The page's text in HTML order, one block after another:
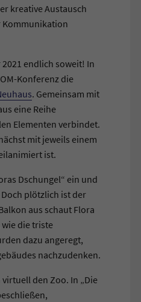
kreative Austausch
Kommunikation
endlich soweit! In
Konferenz die
. Gemeinsam mit
eine Reihe
Elementen verbindet.
mit jeweils einem
ist.
Dschungel“ ein und
plötzlich ist der
aus schaut Flora
die triste
dazu angeregt,
nachzudenken.
den Zoo. In „Die